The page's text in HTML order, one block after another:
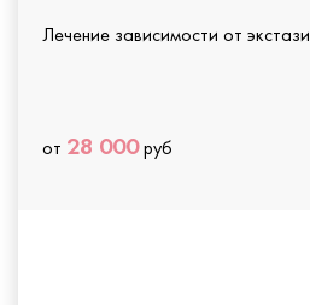
Лечение зависимости от экстази
от 28 000руб